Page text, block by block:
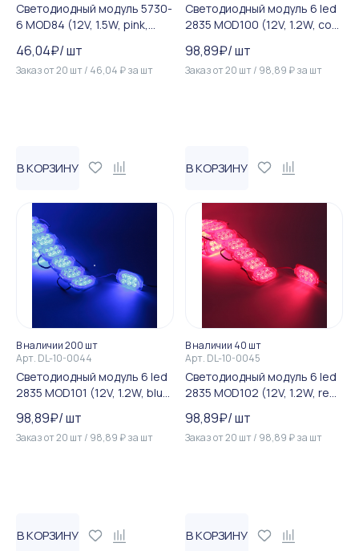
Светодиодный модуль 5730-
6 MOD84 (12V, 1.5W, pink,
46,04₽/шт
Заказ от20 шт/ 46,04 ₽за шт
В КОРЗИНУ
Светодиодный модуль 6 led
2835 MOD100 (12V, 1.2W, cool
98,89₽/шт
Заказ от20 шт/ 98,89 ₽за шт
В КОРЗИНУ
В наличии 200 шт
Арт. DL-10-0044
Светодиодный модуль 6 led
2835 MOD101 (12V, 1.2W, blue,
98,89₽/шт
Заказ от20 шт/ 98,89 ₽за шт
В КОРЗИНУ
В наличии 40 шт
Арт. DL-10-0045
Светодиодный модуль 6 led
2835 MOD102 (12V, 1.2W, red,
98,89₽/шт
Заказ от20 шт/ 98,89 ₽за шт
В КОРЗИНУ